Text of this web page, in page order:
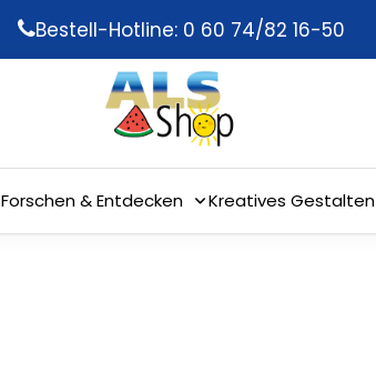
Bestell-Hotline: 0 60 74/82 16-50
Forschen & Entdecken Kreatives Gestalten